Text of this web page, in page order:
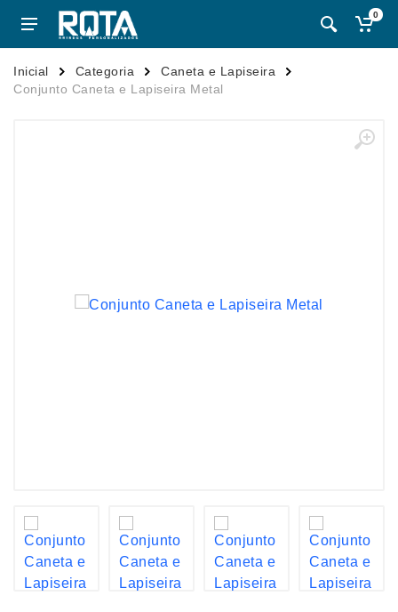
0
Inicial Categoria
Caneta e Lapiseira
Conjunto Caneta e Lapiseira Metal